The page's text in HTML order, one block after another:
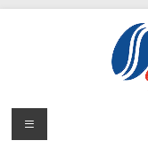
Lembaga
Swadaya
Menu